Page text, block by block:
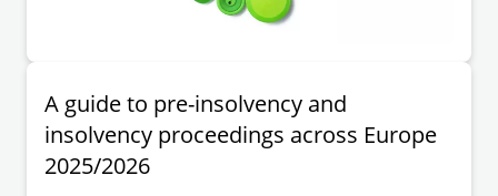
A guide to pre-insolvency and
insolvency proceedings across Europe
2025/2026